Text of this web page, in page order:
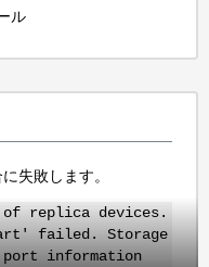
ル
失敗します。
of replica devices.
failed. Storage
information